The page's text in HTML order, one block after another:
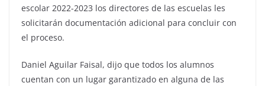
escolar 2022-2023 los directores de las escuelas les
solicitarán documentación adicional para concluir con
el proceso.
Daniel Aguilar Faisal, dijo que todos los alumnos
cuentan con un lugar garantizado en alguna de las